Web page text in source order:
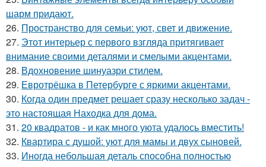
шарм придают.
26. Пространство для семьи: уют, свет и движение.
27. Этот интерьер с первого взгляда притягивает
внимание своими деталями и смелыми акцентами.
28. Вдохновение шинуазри стилем.
29. Евротрёшка в Петербурге с яркими акцентами.
30. Когда один предмет решает сразу несколько задач -
это настоящая Находка для дома.
31. 20 квадратов - и как много уюта удалось вместить!
32. Квартира с душой: уют для мамы и двух сыновей.
33. Иногда небольшая деталь способна полностью